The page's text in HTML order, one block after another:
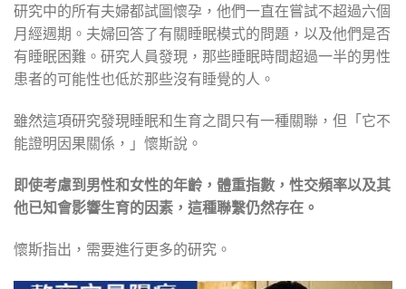
研究中的所有夫婦都試圖懷孕，他們一直在嘗試不超過六個
月經週期。夫婦回答了有關睡眠模式的問題，以及他們是否
有睡眠困難。研究人員發現，那些睡眠時間超過一半的男性
患者的可能性也低於那些沒有睡覺的人。
雖然這項研究發現睡眠和生育之間只有一種關聯，但「它不
能證明因果關係，」懷斯說。
即使考慮到男性和女性的年齡，體重指數，性交頻率以及其
他已知會影響生育的因素，這種聯繫仍然存在。
懷斯指出，需要進行更多的研究。